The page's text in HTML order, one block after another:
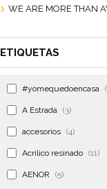
WE ARE MORE THAN
ETIQUETAS
#yomequedoencasa
A Estrada (3)
accesorios (4)
Acrilico resinado (11)
AENOR (5)